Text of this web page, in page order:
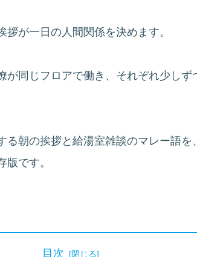
が一日の人間関係を決めます。
が同じフロアで働き、それぞれ少しず
る朝の挨拶と給湯室雑談のマレー語を
です。
目次